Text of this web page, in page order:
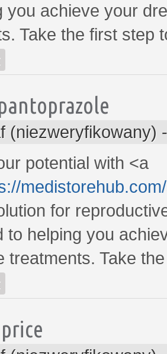
you achieve your
Take the first step
(niezweryfikowany)
potential with <a
for
to helping you
treatments. Take